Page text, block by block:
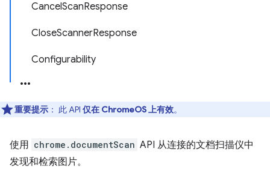
CancelScanResponse
CloseScannerResponse
Configurability
重要提示 ： 此 API 仅在 ChromeOS 上有效。
使用 chrome.documentScan API 从连接的文档扫描仪中
发现和检索图片。